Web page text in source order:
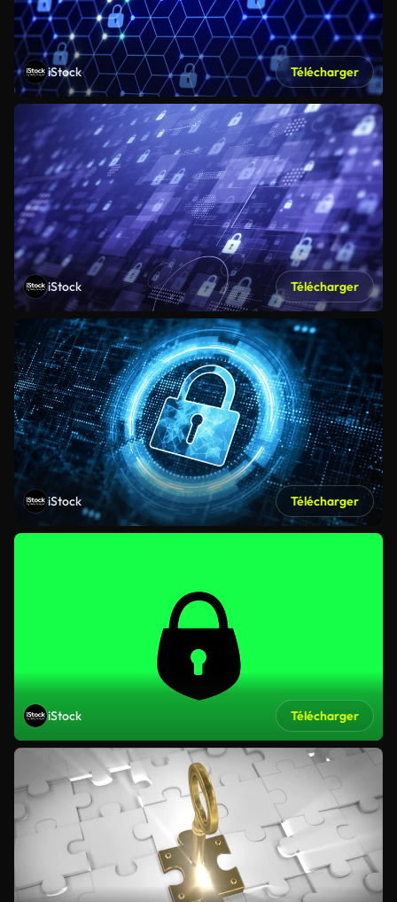
iStock Télécharger
iStock Télécharger
iStock Télécharger
iStock Télécharger